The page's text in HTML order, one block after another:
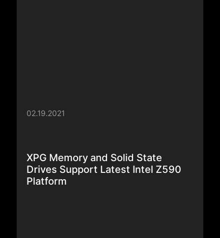
02.19.2021
XPG Memory and Solid State
Drives Support Latest Intel Z590
Platform